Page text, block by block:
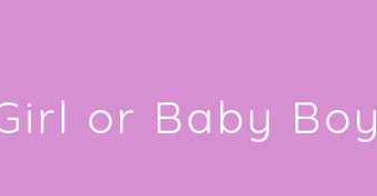
or Baby Boy